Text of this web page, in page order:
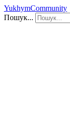
YukhymCommunity
Пошук...